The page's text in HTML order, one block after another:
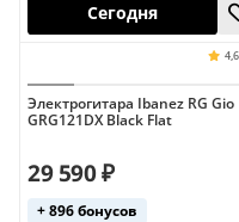
Сегодня
Электрогитара Ibanez RG Gio
GRG121DX Black Flat
29 590 ₽
+ 896 бонусов